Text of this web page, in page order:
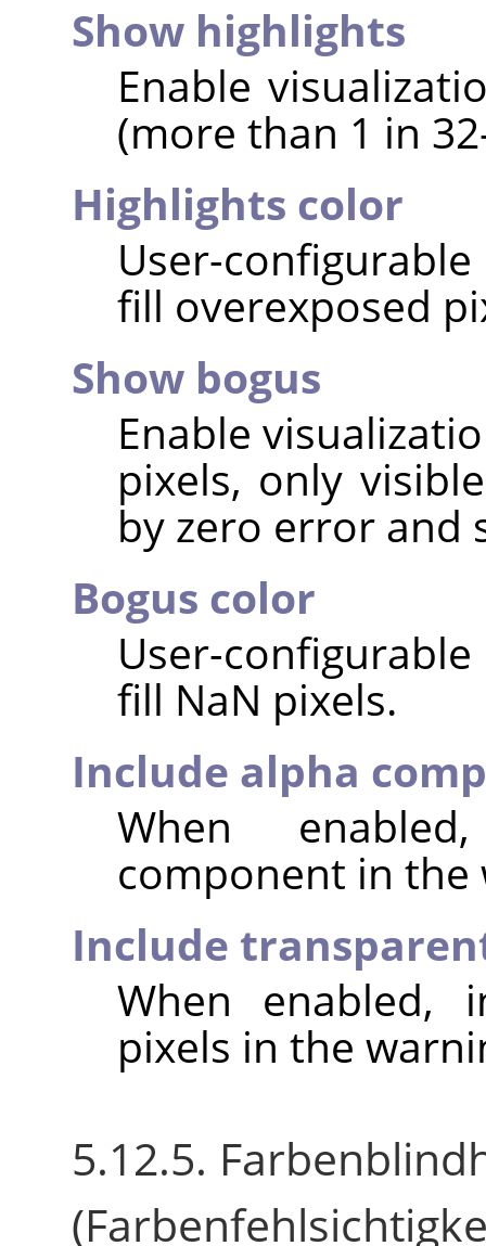
Show highlights
Enable
(more than 1 in
Highlights color
User-
fill overexposed
Show bogus
Enable
pixels, only
by zero error and
Bogus color
User-
fill NaN pixels.
Include alpha
When
component in the
Include
When enabled,
pixels in the
5.12.5.